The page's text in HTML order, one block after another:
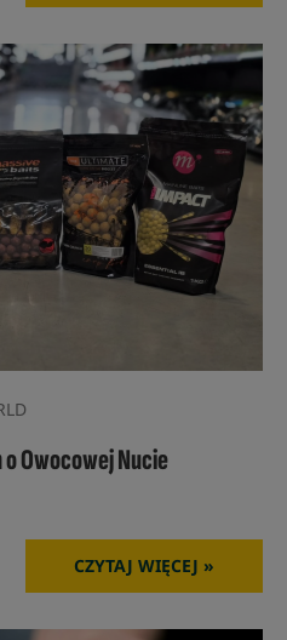
Owocowej Nucie
CZYTAJ WIĘCEJ »